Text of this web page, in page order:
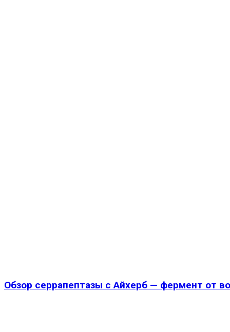
Обзор серрапептазы с Айхерб — фермент от